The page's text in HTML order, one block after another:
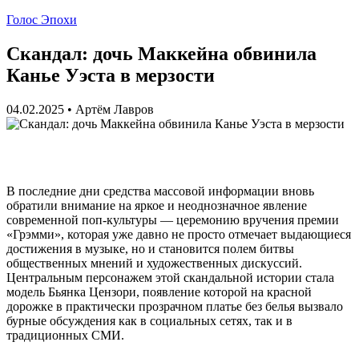
Голос Эпохи
Скандал: дочь Маккейна обвинила
Канье Уэста в мерзости
04.02.2025 • Артём Лавров
В последние дни средства массовой информации вновь
обратили внимание на яркое и неоднозначное явление
современной поп-культуры — церемонию вручения премии
«Грэмми», которая уже давно не просто отмечает выдающиеся
достижения в музыке, но и становится полем битвы
общественных мнений и художественных дискуссий.
Центральным персонажем этой скандальной истории стала
модель Бьянка Цензори, появление которой на красной
дорожке в практически прозрачном платье без белья вызвало
бурные обсуждения как в социальных сетях, так и в
традиционных СМИ.